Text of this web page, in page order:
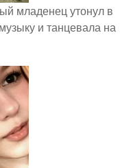
младенец утонул в
и танцевала на